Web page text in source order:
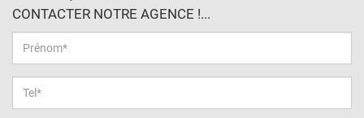
CONTACTER NOTRE AGENCE !...